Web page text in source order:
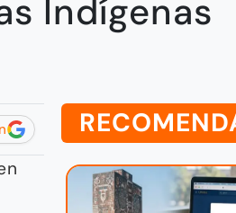
Indígenas